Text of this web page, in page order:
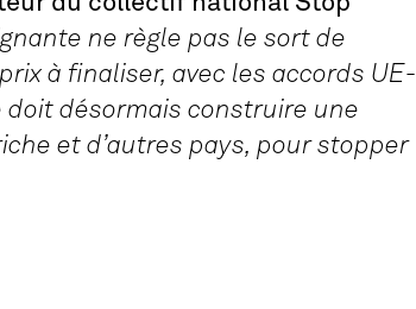
ne règle pas le sort de
à finaliser, avec les accords UE-
doit désormais construire une
et d’autres pays, pour stopper